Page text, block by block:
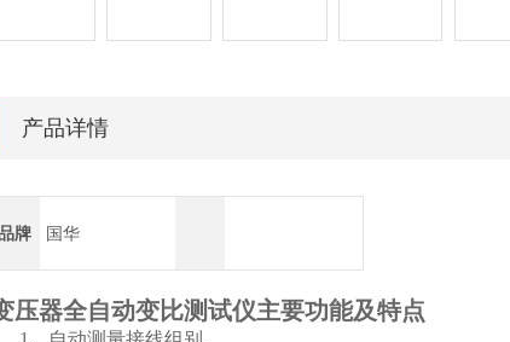
产品详情
牌 国华
压器全自动变比测试仪主要功能及特点